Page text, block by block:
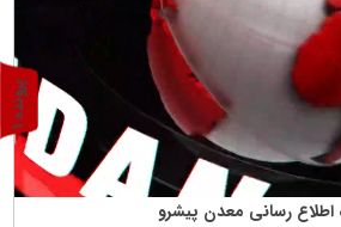
اطلاع رسانی معدن پیشرو
پ
ر
و
ن
د
ه
1